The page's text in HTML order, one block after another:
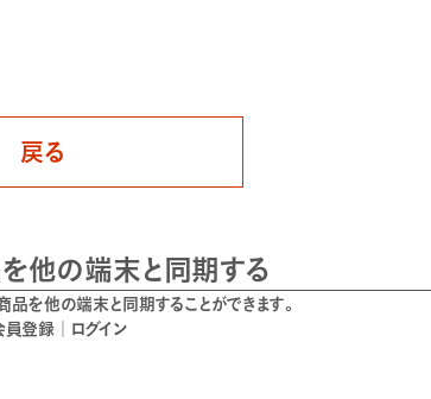
戻る
他の端末と同期する
を他の端末と同期することができます。
員登録 ｜ ログイン